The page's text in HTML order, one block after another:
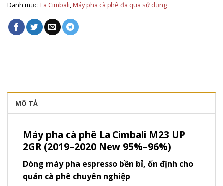
Danh mục: La Cimbali,Máy pha cà phê đã qua sử dụng
MÔ TẢ
Máy pha cà phê La Cimbali M23 UP
2GR (2019–2020 New 95%–96%)
Dòng máy pha espresso bền bỉ, ổn định cho
quán cà phê chuyên nghiệp